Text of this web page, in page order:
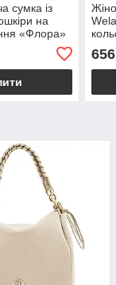
сумка із
на
«Флора»
на
656